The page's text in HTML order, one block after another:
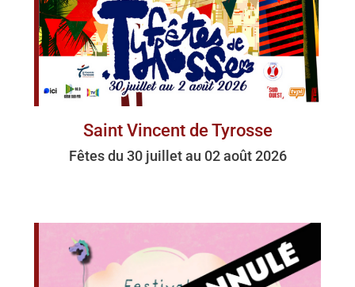
Saint Vincent de Tyrosse
Fêtes du 30 juillet au 02 août 2026